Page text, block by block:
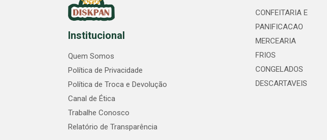
Institucional
Quem Somos
Política de Privacidade
Política de Troca e Devolução
Canal de Ética
Trabalhe Conosco
Relatório de Transparência
CONFEITARIA E
PANIFICACAO
MERCEARIA
FRIOS
CONGELADOS
DESCARTAVEIS